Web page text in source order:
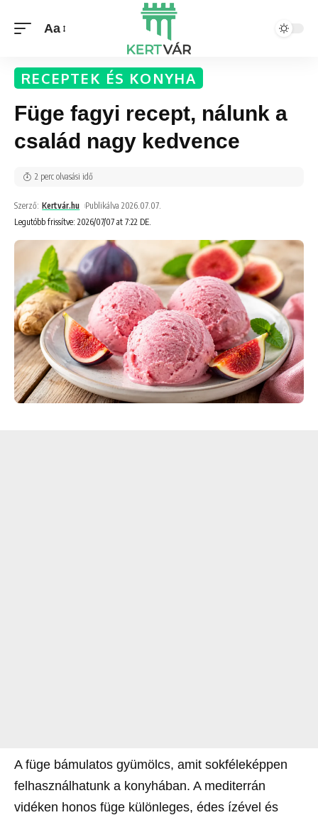
Aa
RECEPTEK ÉS KONYHA
Füge fagyi recept, nálunk a
család nagy kedvence
Legutóbb frissítve: 2026/07/07 at 7:22 DE.
Szerző: Kertvár.hu Publikálva 2026.07.07.
2 perc olvasási idő
A füge bámulatos gyümölcs, amit sokféleképpen
felhasználhatunk a konyhában. A mediterrán
vidéken honos füge különleges, édes ízével és